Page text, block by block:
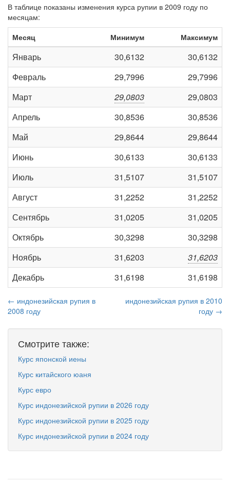
В таблице показаны изменения курса рупии в 2009 году по
месяцам:
Месяц
Минимум Максимум
Январь 30,6132
30,6132
Февраль
29,7996
29,7996
Март
29,0803
29,0803
Апрель
30,8536
30,8536
Май
29,8644
29,8644
Июнь
30,6133
30,6133
Июль
31,5107
31,5107
Август
31,2252
31,2252
Сентябрь
31,0205
31,0205
Октябрь
30,3298
30,3298
Ноябрь
31,6203
31,6203
Декабрь
31,6198 31,6198
← индонезийская рупия в
2008 году
индонезийская рупия в 2010
году →
Смотрите также:
Курс японской иены
Курс китайского юаня
Курс евро
Курс индонезийской рупии в 2026 году
Курс индонезийской рупии в 2025 году
Курс индонезийской рупии в 2024 году